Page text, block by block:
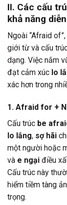
II. Các cấu
khả năng
Ngoài “Afraid
giới từ và cấu
dạng. Việc nắm
đạt cảm xúc lo
xác hơn trong
1. Afraid for +
Cấu trúc be
lo lắng, sợ hãi
một người hoặc
và e ngại điều
Cấu trúc này
hiểm tiềm tàng
trọng.